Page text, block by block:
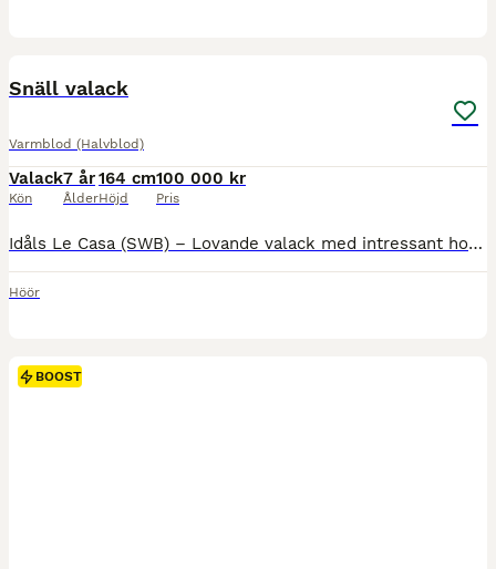
Snäll valack
Varmblod (Halvblod)
Valack
Kön
7 år
Ålder
164 cm
Höjd
100 000 kr
Pris
Idåls Le Casa (SWB) – Lovande valack med intressant hoppstam Idåls Le Casa (SWB) Född 2019 • Valack • ca 162 cm • Brun Efter Casanova Hästak u. Lemina (4) (SWB), som tävlat hoppning upp till 130 cm. N
Höör
BOOST